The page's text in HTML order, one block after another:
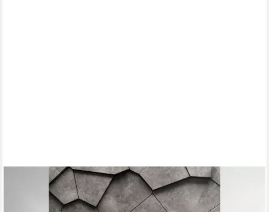
LIVING WALLS
Fototapete THE WALL III Steinoptik Tapete Motivtapete Grafik
Steinoptik, glatt, matt, (1 St), Vliestapete 3D-Optik für